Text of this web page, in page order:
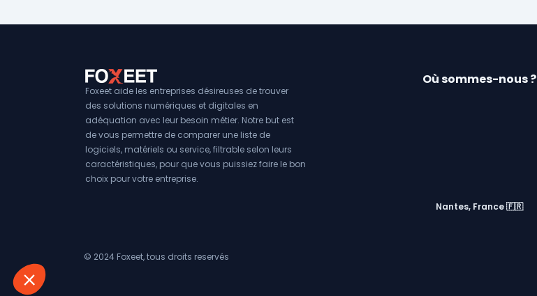
Foxeet aide les entreprises désireuses de trouver
des solutions numériques et digitales en
adéquation avec leur besoin métier. Notre but est
de vous permettre de comparer une liste de
logiciels, matériels ou service, filtrable selon leurs
caractéristiques, pour que vous puissiez faire le bon
choix pour votre entreprise.
Où sommes-nous ?
Nantes, France 🇫🇷
© 2024 Foxeet, tous droits reservés